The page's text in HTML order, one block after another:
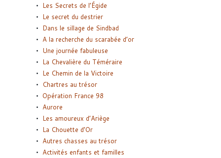
Les Secrets de l’Égide
Le secret du destrier
Dans le sillage de Sindbad
A la recherche du scarabée d’or
Une journée fabuleuse
La Chevalière du Téméraire
Le Chemin de la Victoire
Chartres au trésor
Opération France 98
Aurore
Les amoureux d’Ariège
La Chouette d’Or
Autres chasses au trésor
Activités enfants et familles